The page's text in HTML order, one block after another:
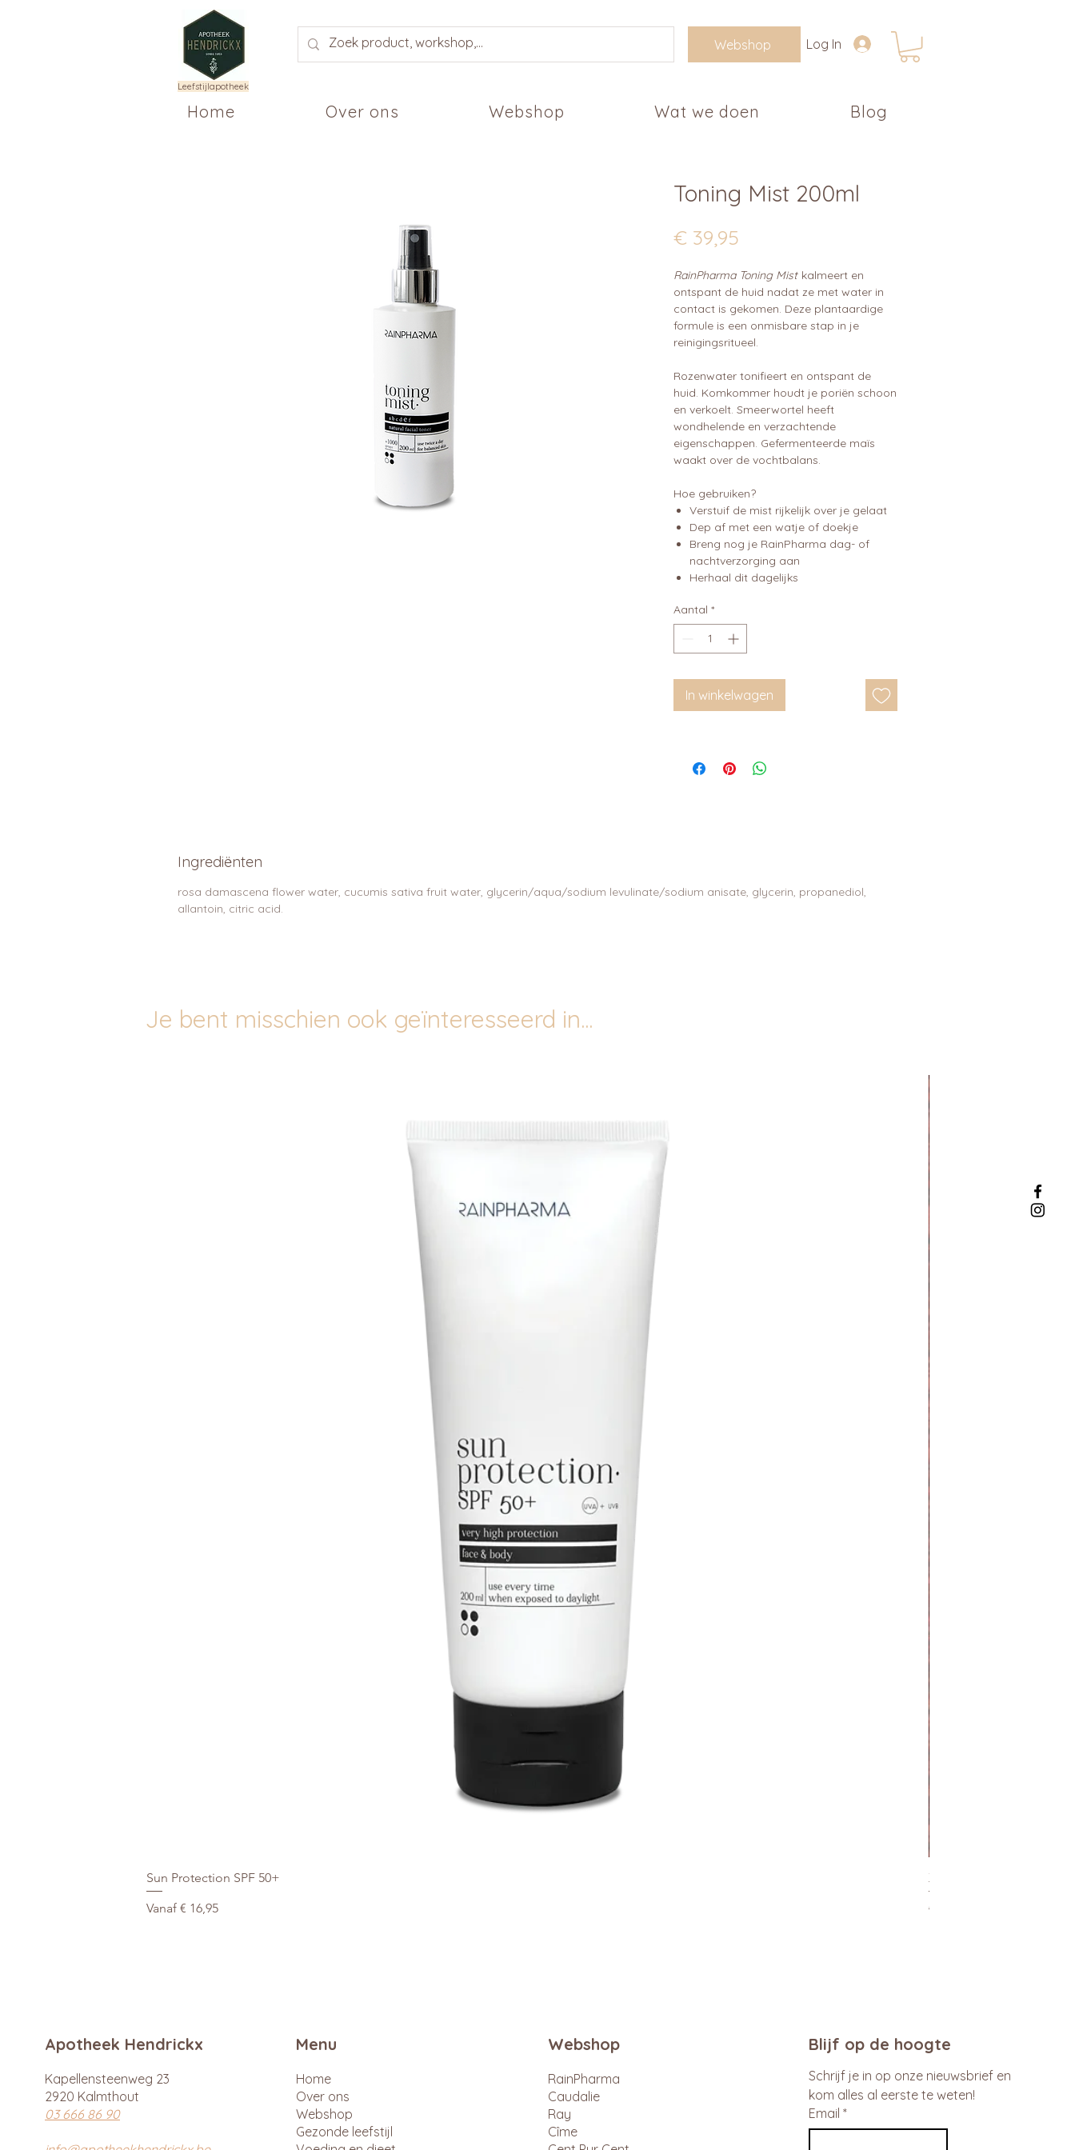
Webshop Log In
Home Over ons Webshop Wat we doen Blog
Leefstijlapotheek
Toning Mist 200ml
€ 39,95
RainPharma Toning Mist kalmeert en
ontspant de huid nadat ze met water in
contact is gekomen. Deze plantaardige
formule is een onmisbare stap in je
reinigingsritueel.
Rozenwater tonifieert en ontspant de
huid. Komkommer houdt je poriën schoon
en verkoelt. Smeerwortel heeft
wondhelende en verzachtende
eigenschappen. Gefermenteerde maïs
waakt over de vochtbalans.
Hoe gebruiken?
Verstuif de mist rijkelijk over je gelaat
Dep af met een watje of doekje
Breng nog je RainPharma dag- of
nachtverzorging aan
Herhaal dit dagelijks
Aantal *
In winkelwagen
Ingrediënten
rosa damascena flower water, cucumis sativa fruit water, glycerin/aqua/sodium levulinate/sodium anisate, glycerin, propanediol,
allantoin, citric acid.
Je bent misschien ook geïnteresseerd in...
Sun Protection SPF 50+
Vanaf € 16,95
Verkoopprijs
Xtra Drink (hydro/ORS)
Normale prijs
€ 29,95
Apotheek Hendrickx
Kapellensteenweg 23
2920 Kalmthout
03 666 86 90
Menu
Home
Over ons
Webshop
Gezonde leefstijl
Webshop
RainPharma
Caudalie
Ray
Cîme
Blijf op de hoogte
Schrijf je in op onze nieuwsbrief en
kom alles al eerste te weten!
Email *